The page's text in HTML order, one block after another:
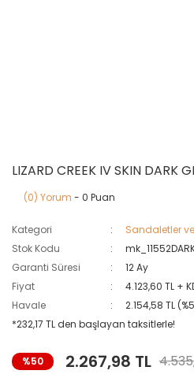
LIZARD CREEK IV SKIN DARK
(0) Yorum - 0 Puan
Kategori
Sandaletler
Stok Kodu
Garanti Süresi
12 Ay
Fiyat
4.123,60 TL +
Havale
2.154,58 TL
*232,17 TL den başlayan taksitlerle!
%50 2.267,98 TL